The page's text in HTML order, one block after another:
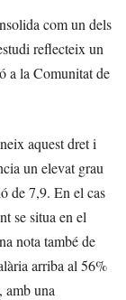
com un dels
reflecteix un
a la Comunitat de
aquest dret i
un elevat grau
de 7,9. En el cas
se situa en el
nota també de
arriba al 56%
amb una